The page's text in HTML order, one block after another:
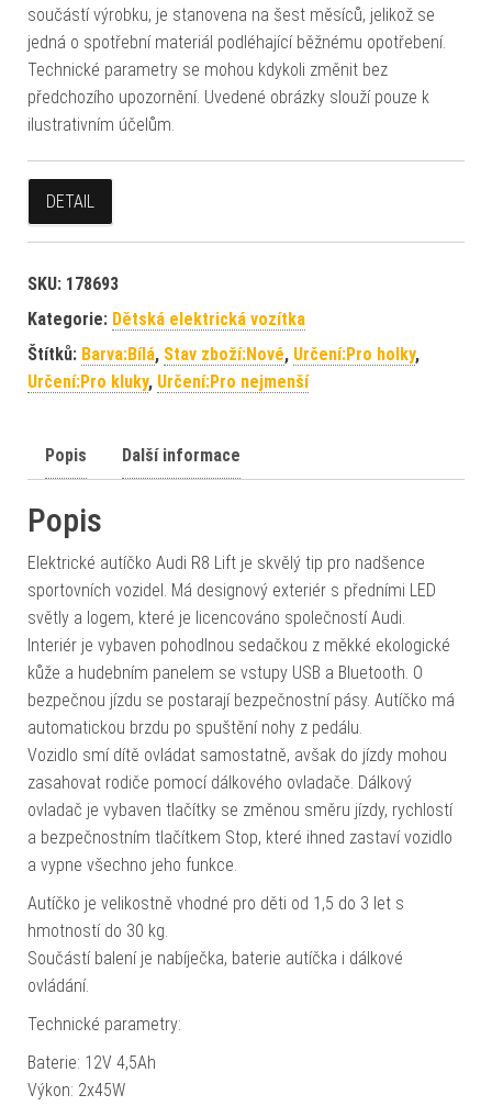
součástí výrobku, je stanovena na šest měsíců, jelikož se
jedná o spotřební materiál podléhající běžnému opotřebení.
Technické parametry se mohou kdykoli změnit bez
předchozího upozornění. Uvedené obrázky slouží pouze k
ilustrativním účelům.
DETAIL
SKU: 178693
Kategorie: Dětská elektrická vozítka
Štítků: Barva:Bílá, Stav zboží:Nové, Určení:Pro holky,
Určení:Pro kluky, Určení:Pro nejmenší
Popis Další informace
Popis
Elektrické autíčko Audi R8 Lift je skvělý tip pro nadšence
sportovních vozidel. Má designový exteriér s předními LED
světly a logem, které je licencováno společností Audi.
Interiér je vybaven pohodlnou sedačkou z měkké ekologické
kůže a hudebním panelem se vstupy USB a Bluetooth. O
bezpečnou jízdu se postarají bezpečnostní pásy. Autíčko má
automatickou brzdu po spuštění nohy z pedálu.
Vozidlo smí dítě ovládat samostatně, avšak do jízdy mohou
zasahovat rodiče pomocí dálkového ovladače. Dálkový
ovladač je vybaven tlačítky se změnou směru jízdy, rychlostí
a bezpečnostním tlačítkem Stop, které ihned zastaví vozidlo
a vypne všechno jeho funkce.
Autíčko je velikostně vhodné pro děti od 1,5 do 3 let s
hmotností do 30 kg.
Součástí balení je nabíječka, baterie autíčka i dálkové
ovládání.
Technické parametry:
Baterie: 12V 4,5Ah
Výkon: 2x45W